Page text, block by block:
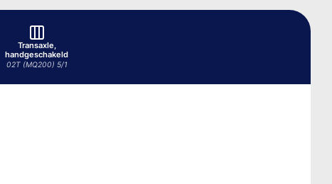
Transaxle,
handgeschakeld
02T (MQ200) 5/1